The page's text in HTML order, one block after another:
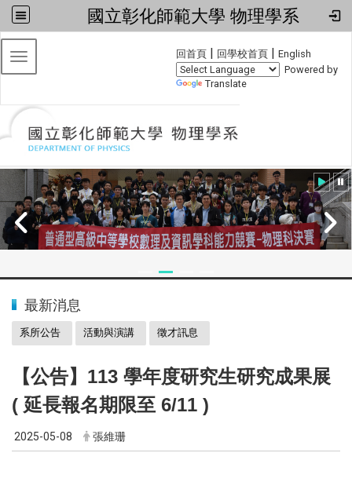
國立彰化師範大學 物理學系
回首頁 | 回學校首頁 | English
Powered by
Translate
Toggle navigation
最新消息
系所公告 活動與演講 徵才訊息
【公告】113 學年度研究生研究成果展
( 延長報名期限至 6/11 )
2025-05-08 張維珊